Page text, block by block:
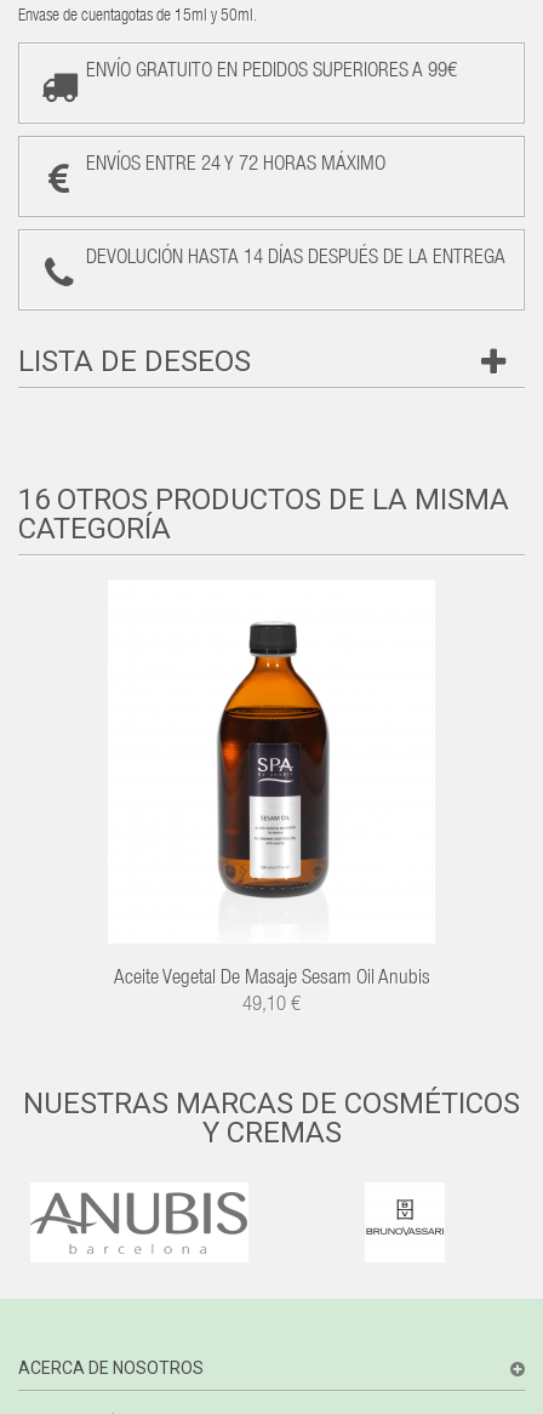
Envase de cuentagotas de 15ml y 50ml.
ENVÍO GRATUITO EN PEDIDOS SUPERIORES A 99€
ENVÍOS ENTRE 24 Y 72 HORAS MÁXIMO
DEVOLUCIÓN HASTA 14 DÍAS DESPUÉS DE LA ENTREGA
LISTA DE DESEOS
16 OTROS PRODUCTOS DE LA MISMA
CATEGORÍA
Aceite Vegetal De Masaje Sesam Oil Anubis
49,10 €
NUESTRAS MARCAS DE COSMÉTICOS
Y CREMAS
ACERCA DE NOSOTROS